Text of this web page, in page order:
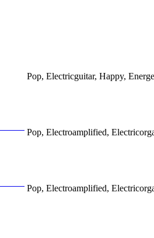
Pop, Electricguitar, Happy,
Pop, Electroamplified,
Pop, Electroamplified,